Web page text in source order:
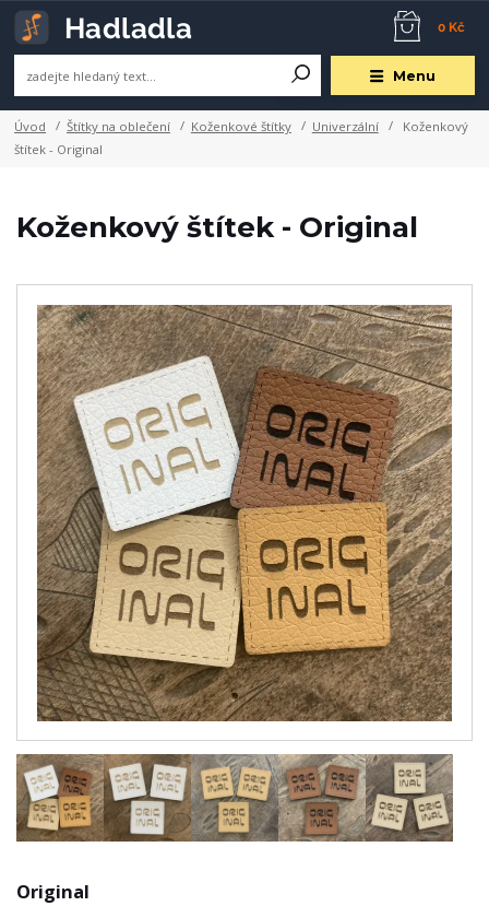
Menu
0 Kč
Úvod Štítky na oblečení Koženkové štítky Univerzální
Koženkový
štítek - Original
Koženkový štítek - Original
Original